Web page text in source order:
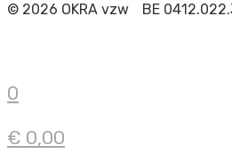
© 2026 OKRA vzw BE
0
€ 0,00